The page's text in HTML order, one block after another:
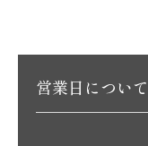
営業日について